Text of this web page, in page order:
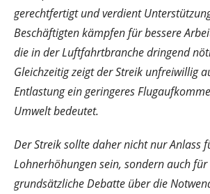
gerechtfertigt und verdient
Beschäftigten kämpfen für bessere
die in der Luftfahrtbranche dringend
Gleichzeitig zeigt der Streik unfreiwillig
Entlastung ein geringeres
Umwelt bedeutet.
Der Streik sollte daher nicht nur Anlass
Lohnerhöhungen sein, sondern auch für
grundsätzliche Debatte über die